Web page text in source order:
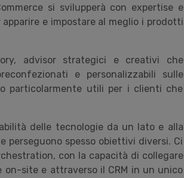
si svilupperà con expertise e
e impostare al meglio i prodotti
advisor strategici e creativi che
e personalizzabili sulle
particolarmente utili per i clienti che
delle tecnologie da un lato e alla
perseguono spesso obiettivi diversi. Ci
con la capacità di collegare
site e attraverso il CRM in un unico